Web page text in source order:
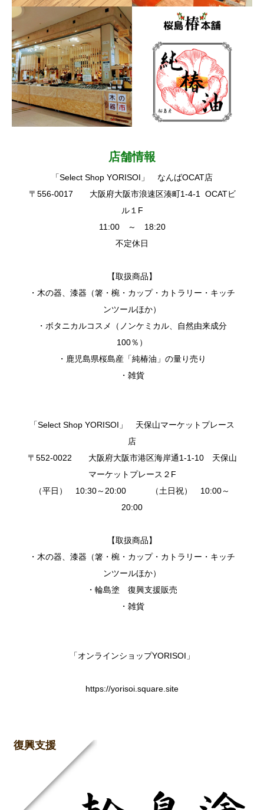
店舗情報
「Select Shop YORISOI」 なんばOCAT店
〒556-0017 大阪府大阪市浪速区湊町1-4-1 OCATビ
ル１F
11:00 ～ 18:20
不定休日
【取扱商品】
・木の器、漆器（箸・椀・カップ・カトラリー・キッチ
ンツールほか）
・ボタニカルコスメ（ノンケミカル、自然由来成分
100％）
・鹿児島県桜島産「純椿油」の量り売り
・雑貨
「Select Shop YORISOI」 天保山マーケットプレース
店
〒552-0022 大阪府大阪市港区海岸通1-1-10 天保山
マーケットプレース２F
（平日） 10:30～20:00 （土日祝） 10:00～
20:00
【取扱商品】
・木の器、漆器（箸・椀・カップ・カトラリー・キッチ
ンツールほか）
・輪島塗 復興支援販売
・雑貨
「オンラインショップYORISOI」
https://yorisoi.square.site
復興支援